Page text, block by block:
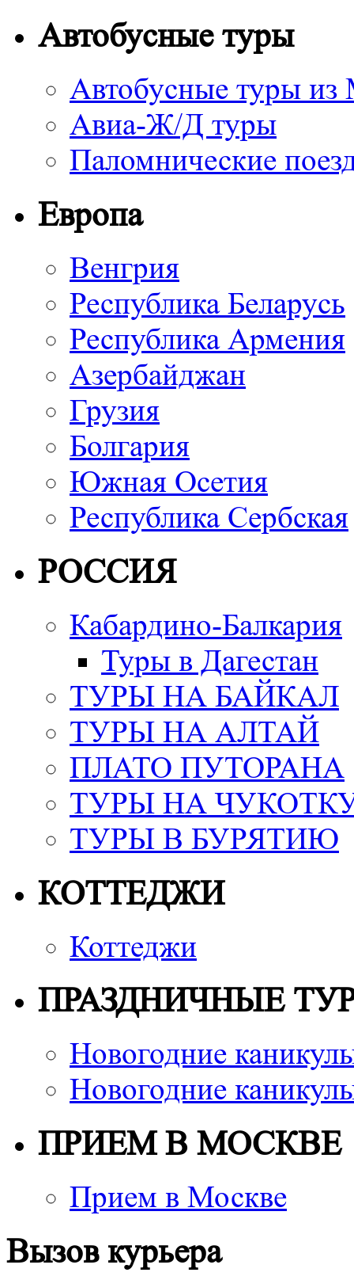
Автобусные туры
Автобусные туры
Авиа-Ж/Д туры
Паломнические
Европа
Венгрия
Республика Беларусь
Республика Армения
Азербайджан
Грузия
Болгария
Южная Осетия
Республика Сербская
РОССИЯ
Кабардино-Балкария
Туры в Дагестан
ТУРЫ НА БАЙКАЛ
ТУРЫ НА АЛТАЙ
ПЛАТО ПУТОРАНА
ТУРЫ НА
ТУРЫ В БУРЯТИЮ
КОТТЕДЖИ
Коттеджи
ПРАЗДНИЧНЫЕ
Новогодние
Новогодние
ПРИЕМ В МОСКВЕ
Прием в Москве
Вызов курьера